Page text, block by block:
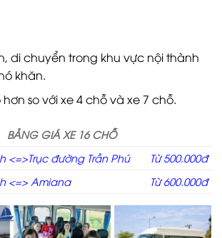
di chuyển trong khu vực nội thành
khăn.
so với xe 4 chỗ và xe 7 chỗ.
BẢNG GIÁ XE 16 CHỖ
<=>Trục đường Trần Phú
Từ 500.000đ
<=> Amiana
Từ 600.000đ